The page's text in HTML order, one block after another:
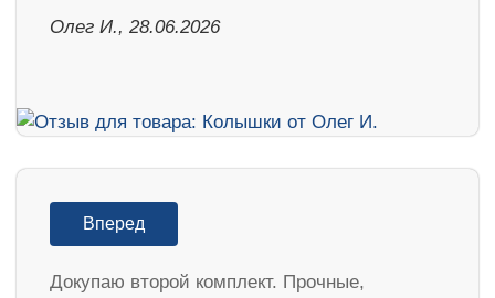
Олег И., 28.06.2026
Вперед
Докупаю второй комплект. Прочные,